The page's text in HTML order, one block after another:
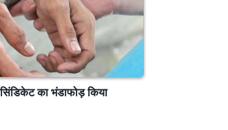
का भंडाफोड़ किया